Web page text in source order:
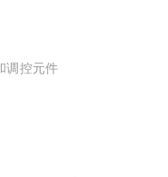
调控元件